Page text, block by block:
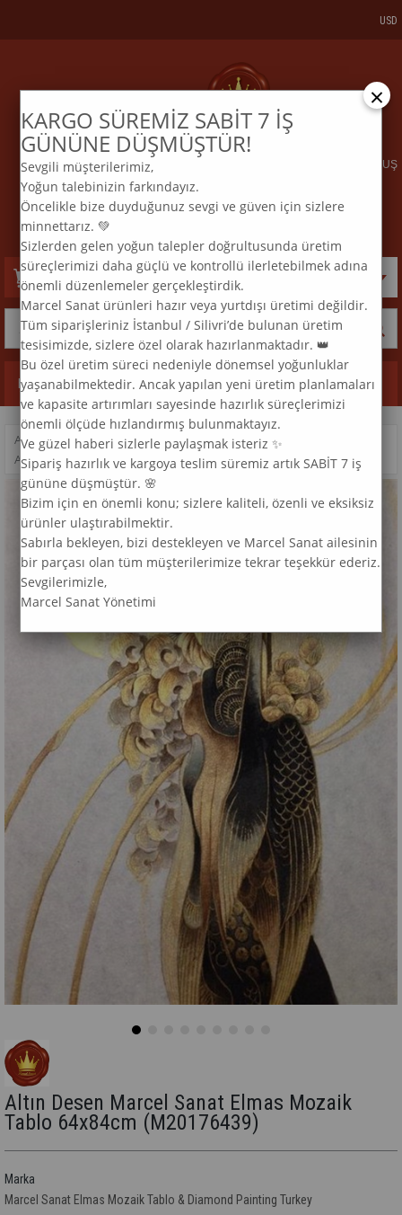
KARGO VE SİPARİŞTAKİP BİZE ULAŞIN
ELMAS MOZAİK TABLO & DIAMOND PAINTING TURKEY & KURULUŞ
2015
TEL:0 850 969 33 74 EMAİL:info@marcelsanat.com
USD
Kategoriler
ANASAYFA > DESEN >
ALTIN DESEN MARCEL SANAT ELMAS MOZAIK TABLO 64X84CM
Altın Desen Marcel Sanat Elmas Mozaik
Tablo 64x84cm (M20176439)
Marka
Marcel Sanat Elmas Mozaik Tablo & Diamond Painting Turkey
×
KARGO SÜREMİZ SABİT 7 İŞ
GÜNÜNE DÜŞMÜŞTÜR!
Sevgili müşterilerimiz,
Yoğun talebinizin farkındayız.
Öncelikle bize duyduğunuz sevgi ve güven için sizlere
minnettarız. 💚
Sizlerden gelen yoğun talepler doğrultusunda üretim
süreçlerimizi daha güçlü ve kontrollü ilerletebilmek adına
önemli düzenlemeler gerçekleştirdik.
Marcel Sanat ürünleri hazır veya yurtdışı üretimi değildir.
Tüm siparişleriniz İstanbul / Silivri’de bulunan üretim
tesisimizde, sizlere özel olarak hazırlanmaktadır. 👑
Bu özel üretim süreci nedeniyle dönemsel yoğunluklar
yaşanabilmektedir. Ancak yapılan yeni üretim planlamaları
ve kapasite artırımları sayesinde hazırlık süreçlerimizi
önemli ölçüde hızlandırmış bulunmaktayız.
Ve güzel haberi sizlerle paylaşmak isteriz ✨
Sipariş hazırlık ve kargoya teslim süremiz artık SABİT 7 iş
gününe düşmüştür. 🌸
Bizim için en önemli konu; sizlere kaliteli, özenli ve eksiksiz
ürünler ulaştırabilmektir.
Sabırla bekleyen, bizi destekleyen ve Marcel Sanat ailesinin
bir parçası olan tüm müşterilerimize tekrar teşekkür ederiz.
Sevgilerimizle,
Marcel Sanat Yönetimi